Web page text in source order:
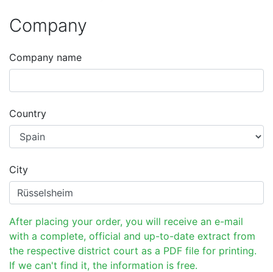
Company
Company name
Country
City
After placing your order, you will receive an e-mail
with a complete, official and up-to-date extract from
the respective district court as a PDF file for printing.
If we can't find it, the information is free.